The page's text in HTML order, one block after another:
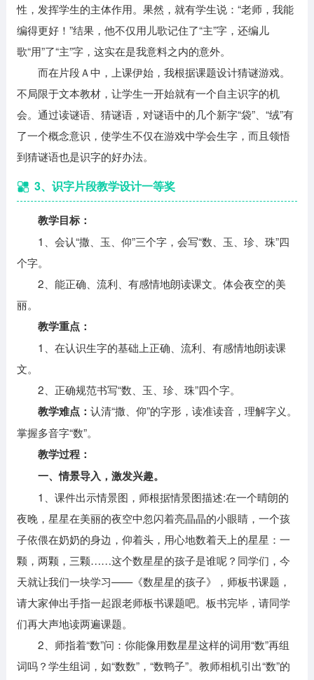
性，发挥学生的主体作用。果然，就有学生说：“老师，我能
编得更好！”结果，他不仅用儿歌记住了“主”字，还编儿
歌“用”了“主”字，这实在是我意料之内的意外。
而在片段Ａ中，上课伊始，我根据课题设计猜谜游戏。
不局限于文本教材，让学生一开始就有一个自主识字的机
会。通过读谜语、猜谜语，对谜语中的几个新字“袋”、“绒”有
了一个概念意识，使学生不仅在游戏中学会生字，而且领悟
到猜谜语也是识字的好办法。
3、识字片段教学设计一等奖
教学目标：
1、会认“撒、玉、仰”三个字，会写“数、玉、珍、珠”四
个字。
2、能正确、流利、有感情地朗读课文。体会夜空的美
丽。
教学重点：
1、在认识生字的基础上正确、流利、有感情地朗读课
文。
2、正确规范书写“数、玉、珍、珠”四个字。
教学难点： 认清“撒、仰”的字形，读准读音，理解字义。
掌握多音字“数”。
教学过程：
一、情景导入，激发兴趣。
1、课件出示情景图，师根据情景图描述:在一个晴朗的
夜晚，星星在美丽的夜空中忽闪着亮晶晶的小眼睛，一个孩
子依偎在奶奶的身边，仰着头，用心地数着天上的星星：一
颗，两颗，三颗……这个数星星的孩子是谁呢？同学们，今
天就让我们一块学习——《数星星的孩子》，师板书课题，
请大家伸出手指一起跟老师板书课题吧。板书完毕，请同学
们再大声地读两遍课题。
2、师指着“数”问：你能像用数星星这样的词用“数”再组
词吗？学生组词，如“数数”，“数鸭子”。教师相机引出“数”的